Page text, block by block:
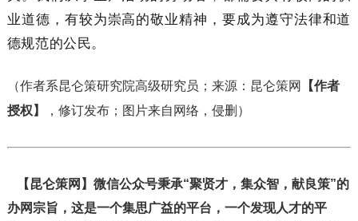
业道德，有较为崇高的敬业精神，要成为遵守法律和道
德规范的公民。
（作者系昆仑策研究院高级研究员； 来源： 昆仑策网
【作者
授权】
，修订发布；图片来自网络，侵删 ）
【昆仑策网】微信公众号秉承“聚贤才，集众智，献良策”的
办网宗旨，这是一个集思广益的平台，一个发现人才的平